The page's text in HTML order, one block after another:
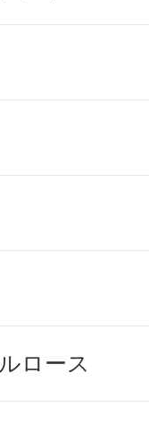
ョン
ロース